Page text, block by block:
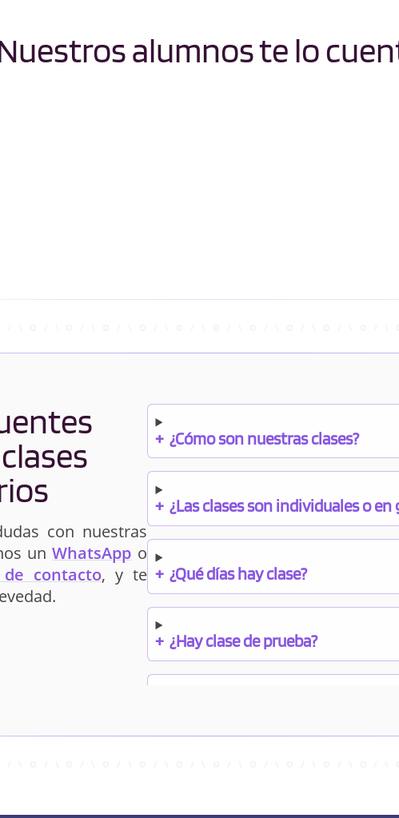
alumnos te lo
con nuestras
unWhatsApp o
contacto, y te
+ ¿Cómo son nuestras clases?
+ ¿Las clases son individuales o en
+ ¿Qué días hay clase?
+ ¿Hay clase de prueba?